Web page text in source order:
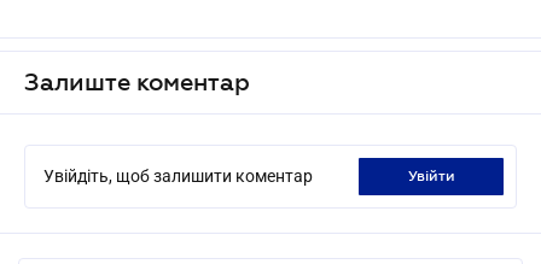
Залиште коментар
Увійдіть, щоб залишити коментар увійти